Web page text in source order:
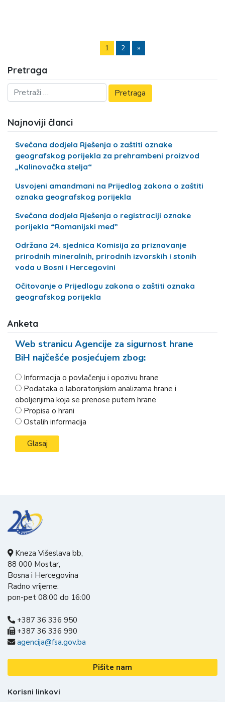
1 2 »
Pretraga
Najnoviji članci
Svečana dodjela Rješenja o zaštiti oznake
geografskog porijekla za prehrambeni proizvod
„Kalinovačka stelja“
Usvojeni amandmani na Prijedlog zakona o zaštiti
oznaka geografskog porijekla
Svečana dodjela Rješenja o registraciji oznake
porijekla “Romanijski med”
Održana 24. sjednica Komisija za priznavanje
prirodnih mineralnih, prirodnih izvorskih i stonih
voda u Bosni i Hercegovini
Očitovanje o Prijedlogu zakona o zaštiti oznaka
geografskog porijekla
Anketa
Web stranicu Agencije za sigurnost hrane
BiH najčešće posjećujem zbog:
Informacija o povlačenju i opozivu hrane
Podataka o laboratorijskim analizama hrane i
oboljenjima koja se prenose putem hrane
Propisa o hrani
Ostalih informacija
Kneza Višeslava bb,
88 000 Mostar,
Bosna i Hercegovina
Radno vrijeme:
pon-pet 08:00 do 16:00
+387 36 336 950
+387 36 336 990
agencija@fsa.gov.ba
Pišite nam
Korisni linkovi